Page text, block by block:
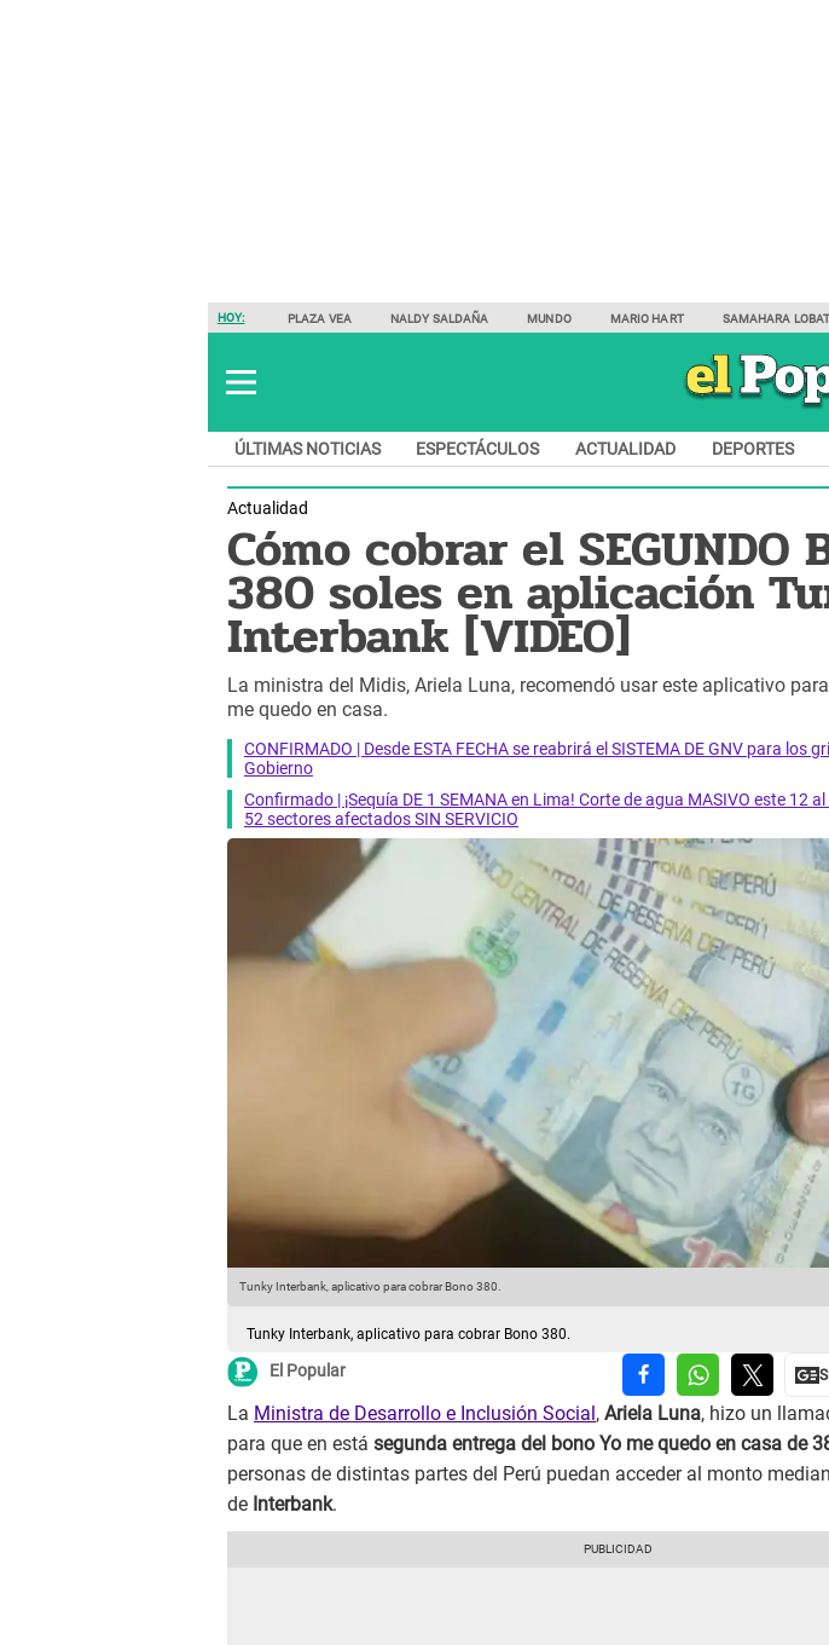
HOY: PLAZA VEA NALDY SALDAÑA MUNDO MARIO HART SAMAHARA
ÚLTIMAS NOTICIAS ESPECTÁCULOS ACTUALIDAD DEPORTES
Actualidad
Cómo cobrar el SEGUNDO
380 soles en aplicación
Interbank [VIDEO]
La ministra del Midis, Ariela Luna, recomendó usar este aplicativo
me quedo en casa.
CONFIRMADO | Desde ESTA FECHA se reabrirá el SISTEMA DE GNV para los
Gobierno
Confirmado | ¡Sequía DE 1 SEMANA en Lima! Corte de agua MASIVO este 12
52 sectores afectados SIN SERVICIO
Tunky Interbank, aplicativo para cobrar Bono 380.
Tunky Interbank, aplicativo para cobrar Bono 380.
El Popular
La Ministra de Desarrollo e Inclusión Social , Ariela Luna, hizo un
para que en está segunda entrega del bono Yo me quedo en casa de
personas de distintas partes del Perú puedan acceder al monto
de Interbank.